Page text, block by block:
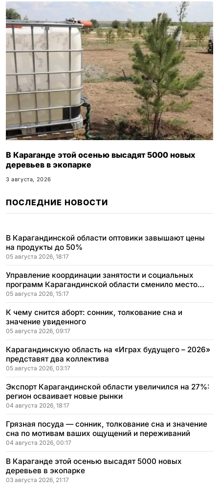
В Караганде этой осенью высадят 5000 новых
деревьев в экопарке
3 августа, 2026
ПОСЛЕДНИЕ НОВОСТИ
В Карагандинской области оптовики завышают цены
на продукты до 50%
05 августа 2026, 18:17
Управление координации занятости и социальных
программ Карагандинской области сменило место
расположения
05 августа 2026, 15:17
К чему снится аборт: сонник, толкование сна и
значение увиденного
05 августа 2026, 09:17
Карагандинскую область на «Играх будущего – 2026»
представят два коллектива
05 августа 2026, 03:17
Экспорт Карагандинской области увеличился на 27%:
регион осваивает новые рынки
04 августа 2026, 18:17
Грязная посуда — сонник, толкование сна и значение
сна по мотивам ваших ощущений и переживаний
04 августа 2026, 00:17
В Караганде этой осенью высадят 5000 новых
деревьев в экопарке
03 августа 2026, 21:17